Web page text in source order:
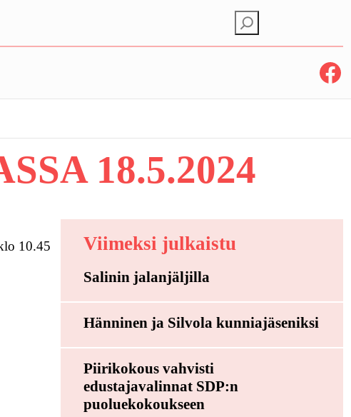
E
t
Facebook
18.5.2024
10.45
Viimeksi julkaistu
Salinin jalanjäljilla
Hänninen ja Silvola kunniajäseniksi
Piirikokous vahvisti
edustajavalinnat SDP:n
puoluekokoukseen